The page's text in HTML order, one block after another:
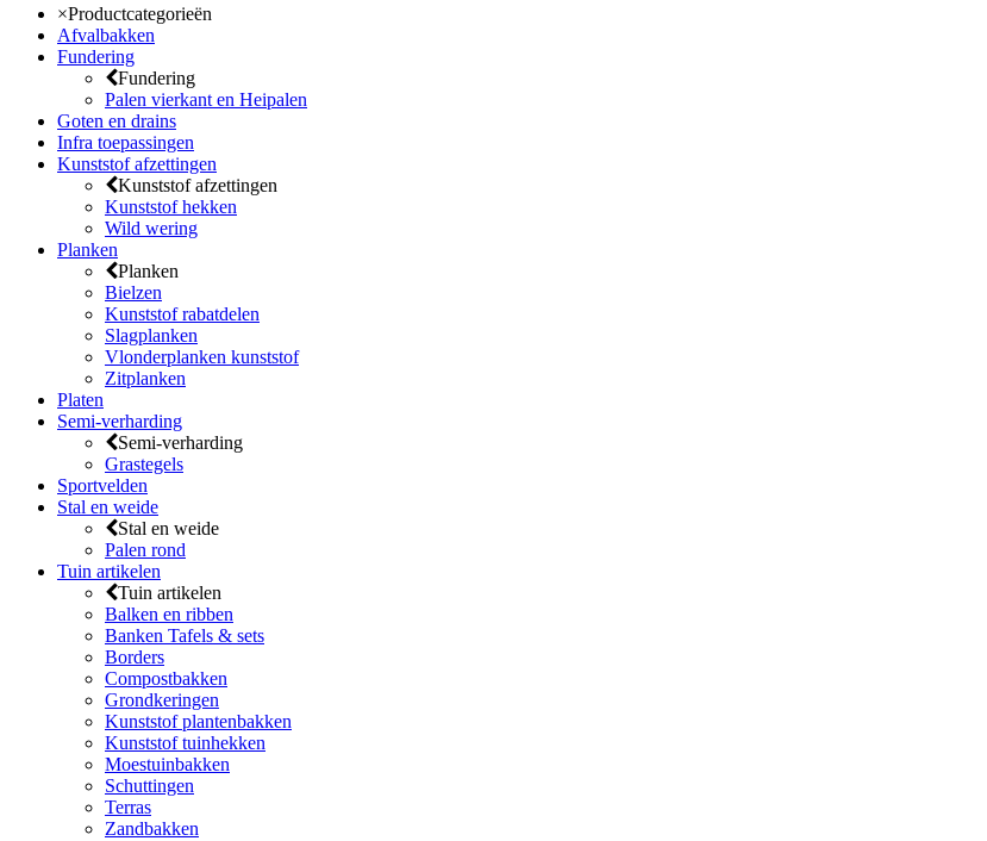
×Productcategorieën
Afvalbakken
Fundering
Fundering
Palen vierkant en Heipalen
Goten en drains
Infra toepassingen
Kunststof afzettingen
Kunststof afzettingen
Kunststof hekken
Wild wering
Planken
Planken
Bielzen
Kunststof rabatdelen
Slagplanken
Vlonderplanken kunststof
Zitplanken
Platen
Semi-verharding
Semi-verharding
Grastegels
Sportvelden
Stal en weide
Stal en weide
Palen rond
Tuin artikelen
Tuin artikelen
Balken en ribben
Banken Tafels & sets
Borders
Compostbakken
Grondkeringen
Kunststof plantenbakken
Kunststof tuinhekken
Moestuinbakken
Schuttingen
Terras
Zandbakken